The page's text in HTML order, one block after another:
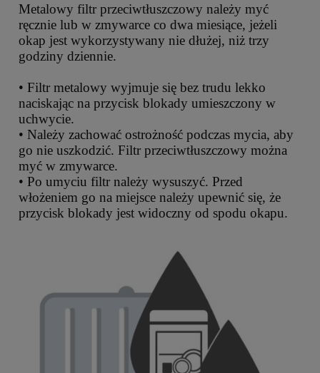
Metalowy filtr przeciwtłuszczowy należy myć
ręcznie lub w zmywarce co dwa miesiące, jeżeli
okap jest wykorzystywany nie dłużej, niż trzy
godziny dziennie.
• Filtr metalowy wyjmuje się bez trudu lekko
naciskając na przycisk blokady umieszczony w
uchwycie.
• Należy zachować ostrożność podczas mycia, aby
go nie uszkodzić. Filtr przeciwtłuszczowy można
myć w zmywarce.
• Po umyciu filtr należy wysuszyć. Przed
włożeniem go na miejsce należy upewnić się, że
przycisk blokady jest widoczny od spodu okapu.